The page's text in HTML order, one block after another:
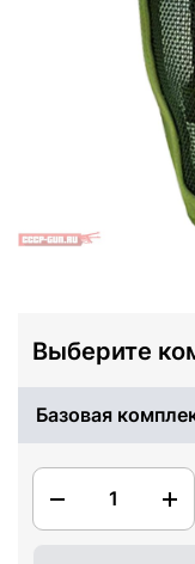
Выберите
Базовая
1